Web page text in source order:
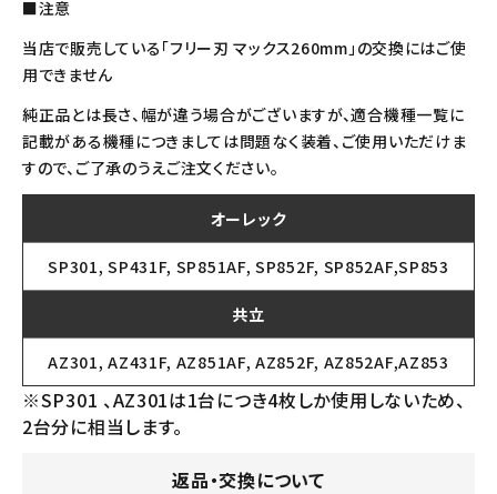
■注意
当店で販売している「フリー刃 マックス260mm」の交換にはご使
用できません
純正品とは長さ、幅が違う場合がございますが、適合機種一覧に
記載がある機種につきましては問題なく装着、ご使用いただけま
すので、ご了承のうえご注文ください。
オーレック
SP301, SP431F, SP851AF, SP852F, SP852AF,SP853
共立
AZ301, AZ431F, AZ851AF, AZ852F, AZ852AF,AZ853
※SP301 、AZ301は1台につき4枚しか使用しないため、
2台分に相当します。
返品・交換について